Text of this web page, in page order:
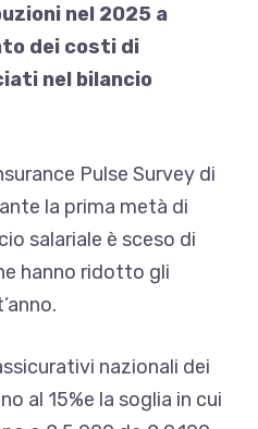
nel 2025 a
dei costi di
nel bilancio
Pulse Survey di
la prima metà di
salariale è sceso di
hanno ridotto gli
nazionali dei
al 15%e la soglia in cui